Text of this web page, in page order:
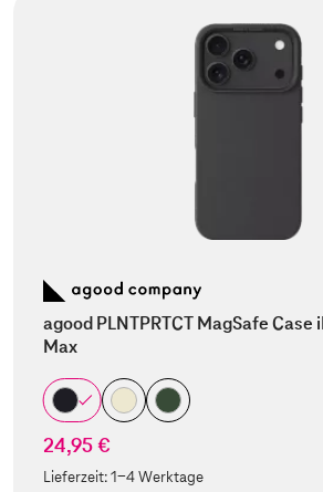
agood PLNTPRTCT MagSafe Case
Max
24,95 €
Lieferzeit:1-4 Werktage